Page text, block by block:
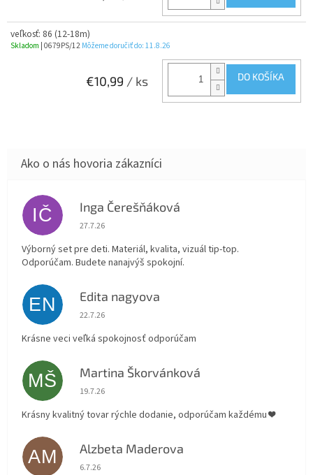
veľkosť: 86 (12-18m)
Skladom | 0679PS/12 Môžeme doručiť do: 11.8.26
€10,99 / ks DO KOŠÍKA
IČ Inga Čerešňáková
Hodnotenie obchodu je 5 z 5 hviezdičiek.
27.7.26
Výborný set pre deti. Materiál, kvalita, vizuál tip-top.
Odporúčam. Budete nanajvýš spokojní.
EN Edita nagyova
Hodnotenie obchodu je 5 z 5 hviezdičiek.
22.7.26
Krásne veci veľká spokojnosť odporúčam
MŠ Martina Škorvánková
Hodnotenie obchodu je 5 z 5 hviezdičiek.
19.7.26
Krásny kvalitný tovar rýchle dodanie, odporúčam každému ❤️
AM Alzbeta Maderova
Hodnotenie obchodu je 5 z 5 hviezdičiek.
6.7.26